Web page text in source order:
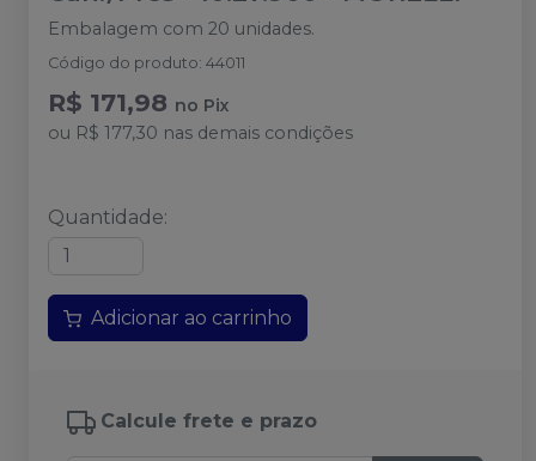
Embalagem com 20 unidades.
Código do produto: 44011
R$ 171,98 no Pix
ou R$ 177,30 nas demais condições
Quantidade:
Adicionar ao carrinho
Calcule frete e prazo